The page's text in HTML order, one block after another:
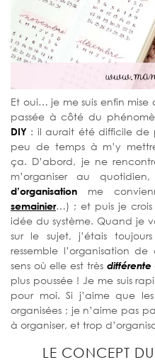
Et oui… je me suis enfin mise
passée à côté du
DIY : il aurait été difficile de
peu de temps à m’y
ça. D’abord, je ne
m’organiser au
d’organisation
me
semainier…) ; et puis je crois
idée du système. Quand je
sur le sujet, j’étais
ressemble l’organisation
sens où elle est très différente
plus poussée ! Je me suis
pour moi. Si j’aime que
organisées ; je n’aime pas
à organiser, et trop
LE CONCEPT